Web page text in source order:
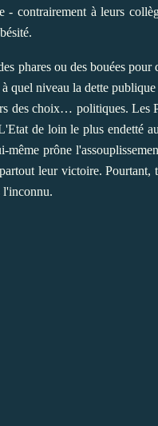
contrairement à leurs
phares ou des bouées
quel niveau la dette
des choix… politiques. Les
de loin le plus endetté
prône
leur victoire.
l'inconnu.